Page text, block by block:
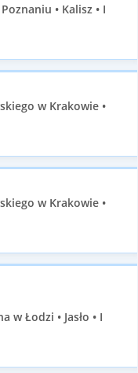
• Kalisz • I
w Krakowie •
w Krakowie •
Łodzi • Jasło • I